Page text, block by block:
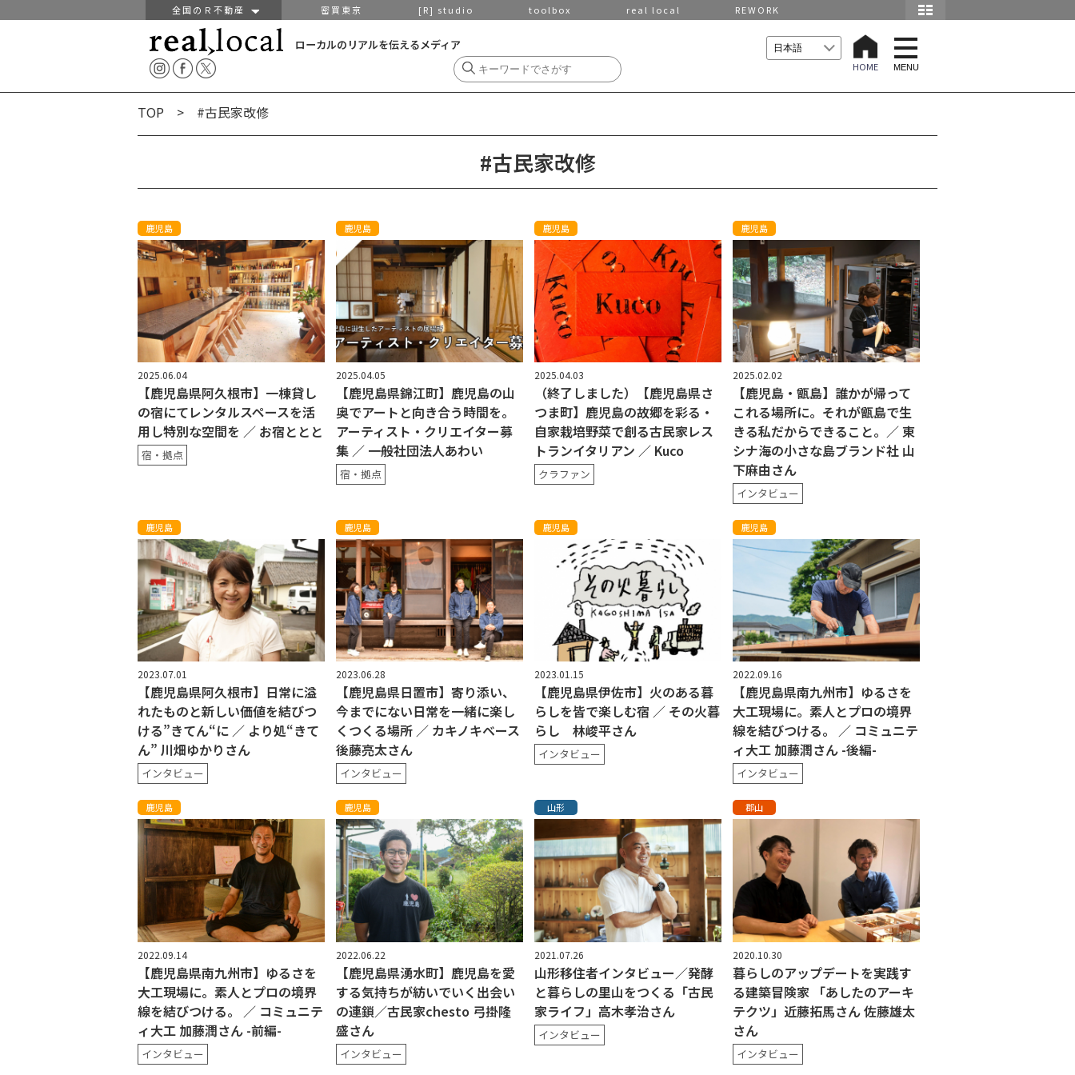
全国のＲ不動産 密買東京 [R] studio toolbox real local REWORK
ローカルのリアルを伝えるメディア
HOME
t
o
g
l
v
t
MENU
TOP > #古民家改修
#古民家改修
鹿児島
2025.06.04
【鹿児島県阿久根市】一棟貸し
の宿にてレンタルスペースを活
用し特別な空間を ／ お宿ととと
宿・拠点
鹿児島
2025.04.05
【鹿児島県錦江町】鹿児島の山
奥でアートと向き合う時間を。
アーティスト・クリエイター募
集 ／ 一般社団法人あわい
宿・拠点
鹿児島
2025.04.03
（終了しました）【鹿児島県さ
つま町】鹿児島の故郷を彩る・
自家栽培野菜で創る古民家レス
トランイタリアン ／ Kuco
クラファン
鹿児島
2025.02.02
【鹿児島・甑島】誰かが帰って
これる場所に。それが甑島で生
きる私だからできること。／ 東
シナ海の小さな島ブランド社 山
下麻由さん
インタビュー
鹿児島
2023.07.01
【鹿児島県阿久根市】日常に溢
れたものと新しい価値を結びつ
ける”きてん“に ／ より処“きて
ん” 川畑ゆかりさん
インタビュー
鹿児島
2023.06.28
【鹿児島県日置市】寄り添い、
今までにない日常を一緒に楽し
くつくる場所 ／ カキノキベース
後藤亮太さん
インタビュー
鹿児島
2023.01.15
【鹿児島県伊佐市】火のある暮
らしを皆で楽しむ宿 ／ その火暮
らし 林峻平さん
インタビュー
鹿児島
2022.09.16
【鹿児島県南九州市】ゆるさを
大工現場に。素人とプロの境界
線を結びつける。 ／ コミュニテ
ィ大工 加藤潤さん -後編-
インタビュー
鹿児島
2022.09.14
【鹿児島県南九州市】ゆるさを
大工現場に。素人とプロの境界
線を結びつける。 ／ コミュニテ
ィ大工 加藤潤さん -前編-
インタビュー
鹿児島
2022.06.22
【鹿児島県湧水町】鹿児島を愛
する気持ちが紡いでいく出会い
の連鎖／古民家chesto 弓掛隆
盛さん
インタビュー
山形
2021.07.26
山形移住者インタビュー／発酵
と暮らしの里山をつくる「古民
家ライフ」高木孝治さん
インタビュー
郡山
2020.10.30
暮らしのアップデートを実践す
る建築冒険家 「あしたのアーキ
テクツ」近藤拓馬さん 佐藤雄太
さん
インタビュー